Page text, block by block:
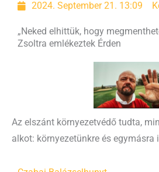
2024. September 21. 13:09
„Neked elhittük, hogy
Zsoltra emlékeztek Érden
Az elszánt környezetvédő tudta,
alkot: környezetünkre és egymásra